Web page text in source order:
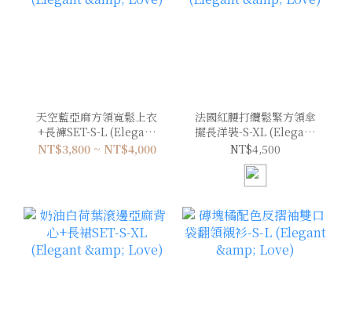
天空藍亞麻方領寬鬆上衣
+長褲SET-S-L (Elegant
& Love)
NT$3,800 ~ NT$4,000
法國紅腰打纜鬆緊方領傘
擺長洋裝-S-XL (Elegant
& Love)
NT$4,500